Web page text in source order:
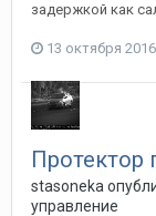
задержкой как
13 октября 2016
stasoneka
управление